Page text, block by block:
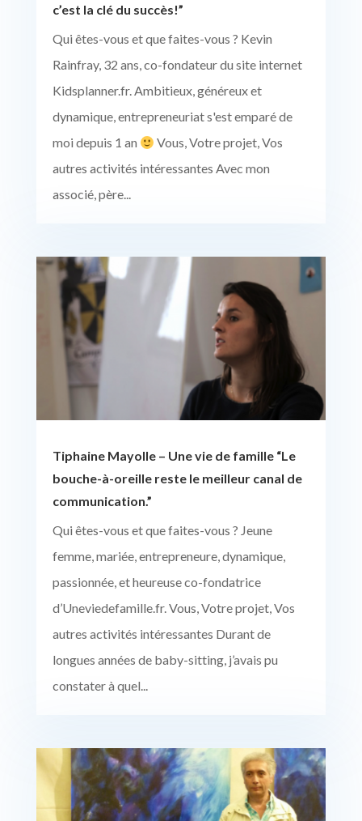
c’est la clé du succès!”
Qui êtes-vous et que faites-vous ? Kevin
Rainfray, 32 ans, co-fondateur du site internet
Kidsplanner.fr. Ambitieux, généreux et
dynamique, entrepreneuriat s'est emparé de
moi depuis 1 an
Vous, Votre projet, Vos
autres activités intéressantes Avec mon
associé, père...
Tiphaine Mayolle – Une vie de famille “Le
bouche-à-oreille reste le meilleur canal de
communication.”
Qui êtes-vous et que faites-vous ? Jeune
femme, mariée, entrepreneure, dynamique,
passionnée, et heureuse co-fondatrice
d’Uneviedefamille.fr. Vous, Votre projet, Vos
autres activités intéressantes Durant de
longues années de baby-sitting, j’avais pu
constater à quel...